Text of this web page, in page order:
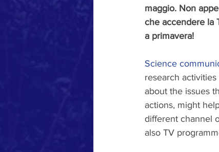
maggio. Non
che accendere la
a primavera!
Science
research
about the issues
actions, might
different channel
also TV